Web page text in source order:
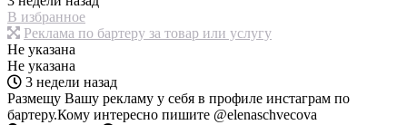
В избранное
Реклама по бартеру за товар или услугу
Не указана
Не указана
3 недели назад
Размещу Вашу рекламу у себя в профиле инстаграм по
бартеру.Кому интересно пишите @elenaschvecova